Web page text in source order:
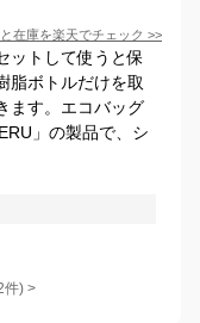
在庫を楽天でチェック >>
ットして使うと保
脂ボトルだけを取
ます。エコバッグ
」の製品で、シ
件) >